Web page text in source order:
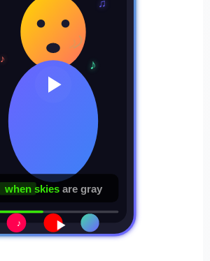
♫
♪
when skiesare gray
♪